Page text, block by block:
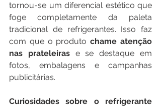
tornou-se um diferencial estético que
foge completamente da paleta
tradicional de refrigerantes. Isso faz
com que o produto chame atenção
nas prateleiras e se destaque em
fotos, embalagens e campanhas
publicitárias.
Curiosidades sobre o refrigerante